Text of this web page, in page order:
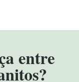
entre